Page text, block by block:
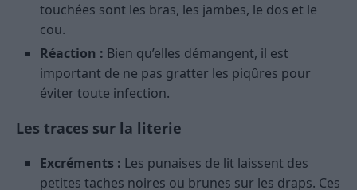
touchées sont les bras, les jambes, le dos et le
cou.
Réaction : Bien qu’elles démangent, il est
important de ne pas gratter les piqûres pour
éviter toute infection.
Les traces sur la literie
Excréments : Les punaises de lit laissent des
petites taches noires ou brunes sur les draps. Ces